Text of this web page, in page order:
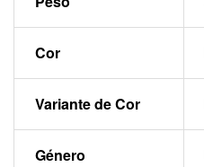
Cor
Variante de Cor
Género